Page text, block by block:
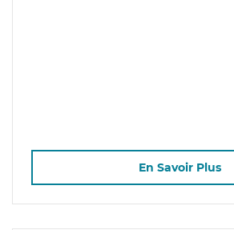
En Savoir Plus